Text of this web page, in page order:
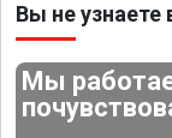
Вы не
Мы